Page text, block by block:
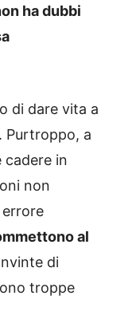
ha dubbi
di dare vita a
Purtroppo, a
cadere in
non
errore
al
di
troppe